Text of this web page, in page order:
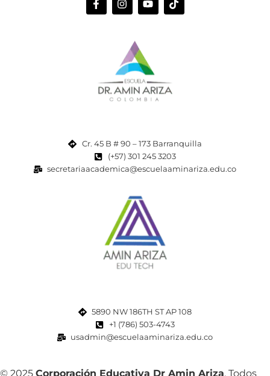
Cr. 45 B # 90 – 173 Barranquilla
(+57) 301 245 3203
secretariaacademica@escuelaaminariza.edu.co
5890 NW 186TH ST AP 108
+1 (786) 503-4743
usadmin@escuelaaminariza.edu.co
© 2025 Corporación Educativa Dr Amin Ariza, Todos